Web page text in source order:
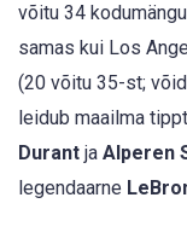
võitu 34
samas kui Los
(20 võitu 35-st;
leidub maailma
Durant ja Alperen
legendaarne